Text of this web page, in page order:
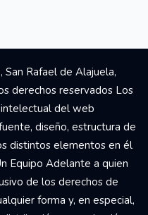
Rafael de Alajuela,
derechos reservados Los
del web
diseño, estructura de
distintos elementos en él